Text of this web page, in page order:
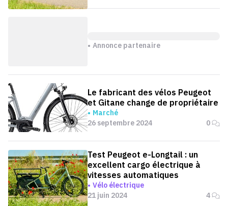
Annonce partenaire
Le fabricant des vélos Peugeot
et Gitane change de propriétaire
Marché
26 septembre 2024
0
Test Peugeot e-Longtail : un
excellent cargo électrique à
vitesses automatiques
Vélo électrique
21 juin 2024
4